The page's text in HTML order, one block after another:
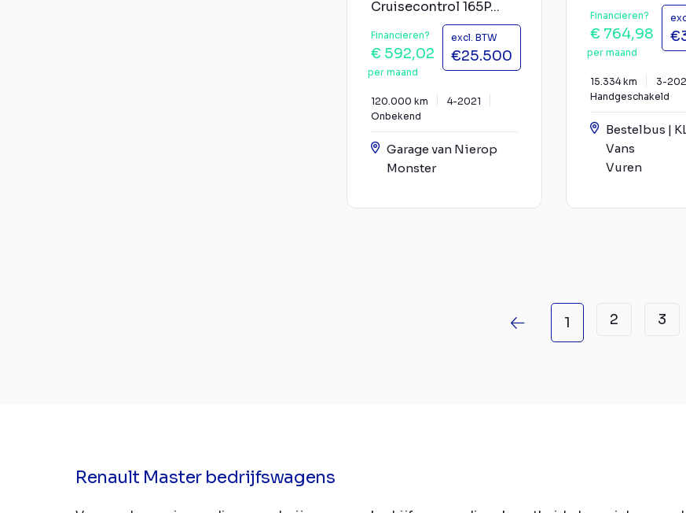
Cruisecontrol 165P...
Financieren?
€ 592,02
per maand
excl. BTW
€25.500
120.000 km
4-2021
Onbekend
Garage van Nierop
Monster
Financieren?
€ 764,98
per maand
15.334 km
3-
Handgeschakeld
Bestelbus |
Vans
Vuren
1 2 3
Renault Master bedrijfswagens